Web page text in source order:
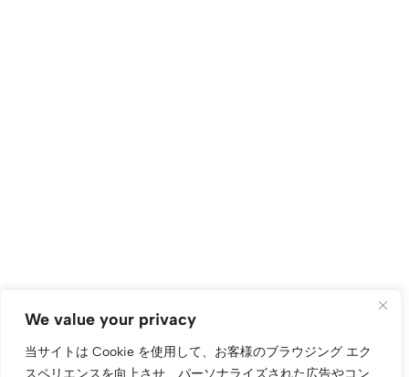
We value your privacy
当サイトは Cookie を使用して、お客様のブラウジング エク
スペリエンスを向上させ、パーソナライズされた広告やコン